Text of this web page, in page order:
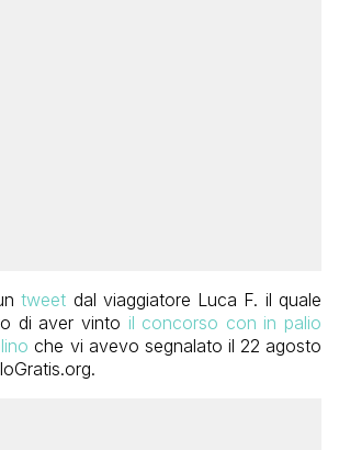
tweet dal viaggiatore Luca F. il quale
di aver vinto il concorso con in palio
che vi avevo segnalato il 22 agosto